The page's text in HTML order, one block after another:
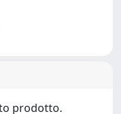
prodotto.